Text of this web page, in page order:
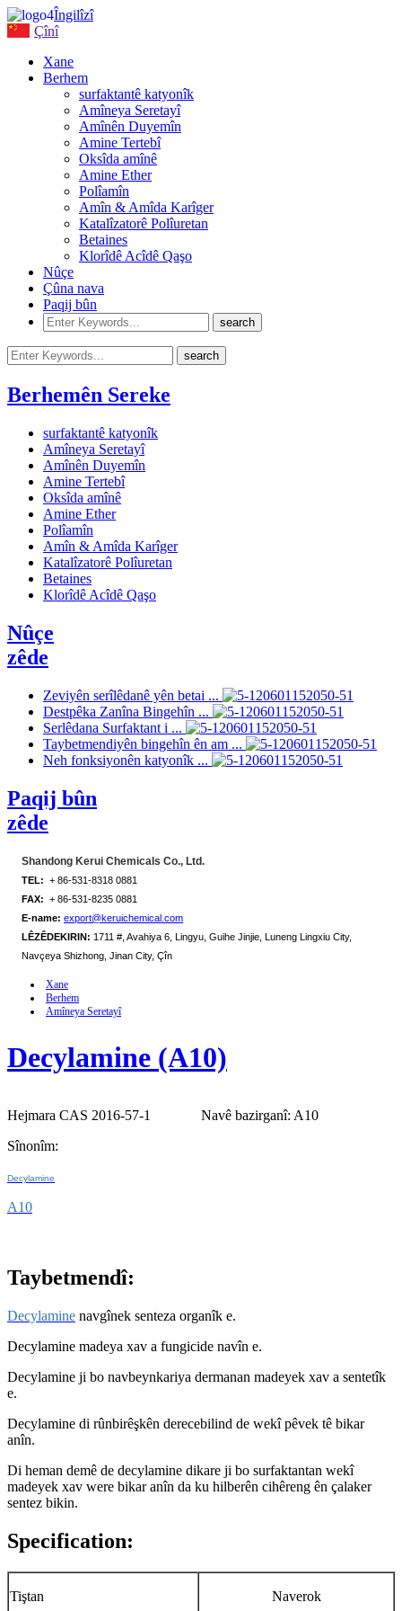
Îngilîzî
Çînî
Xane
Berhem
surfaktantê katyonîk
Amîneya Seretayî
Amînên Duyemîn
Amine Tertebî
Oksîda amînê
Amine Ether
Polîamîn
Amîn & Amîda Karîger
Katalîzatorê Polîuretan
Betaines
Klorîdê Acîdê Qaşo
Nûçe
Çûna nava
Paqij bûn
Berhemên Sereke
surfaktantê katyonîk
Amîneya Seretayî
Amînên Duyemîn
Amine Tertebî
Oksîda amînê
Amine Ether
Polîamîn
Amîn & Amîda Karîger
Katalîzatorê Polîuretan
Betaines
Klorîdê Acîdê Qaşo
Nûçe
zêde
Zeviyên serîlêdanê yên betai ...
Destpêka Zanîna Bingehîn ...
Serlêdana Surfaktant i ...
Taybetmendiyên bingehîn ên am ...
Neh fonksiyonên katyonîk ...
Paqij bûn
zêde
Shandong Kerui Chemicals Co., Ltd.
TEL: + 86-531-8318 0881
FAX: + 86-531-8235 0881
E-name: export@keruichemical.com
LÊZÊDEKIRIN: 1711 #, Avahiya 6, Lingyu, Guihe Jinjie, Luneng Lingxiu City,
Navçeya Shizhong, Jinan City, Çîn
Xane
Berhem
Amîneya Seretayî
Decylamine (A10)
Hejmara CAS 2016-57-1
Navê bazirganî: A10
Sînonîm:
Decylamine
A10
Taybetmendî:
Decylamine navgînek senteza organîk e.
Decylamine madeya xav a fungicide navîn e.
Decylamine ji bo navbeynkariya dermanan madeyek xav a sentetîk
e.
Decylamine di rûnbirêşkên derecebilind de wekî pêvek tê bikar
anîn.
Di heman demê de decylamine dikare ji bo surfaktantan wekî
madeyek xav were bikar anîn da ku hilberên cihêreng ên çalaker
sentez bikin.
Specification:
Tiştan Naverok